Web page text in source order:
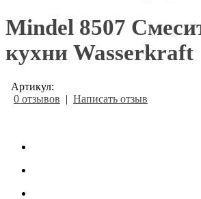
Mindel 8507
кухни Wasserkraft
Артикул:
0 отзывов | Написать отзыв